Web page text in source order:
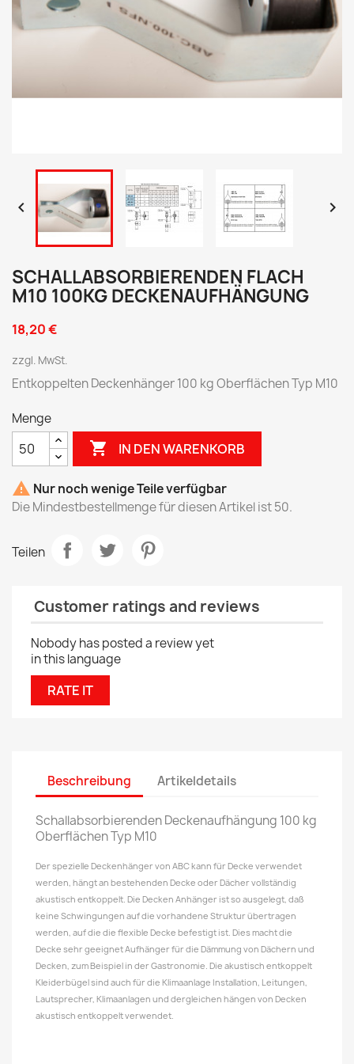
 
SCHALLABSORBIERENDEN FLACH
M10 100KG DECKENAUFHÄNGUNG
18,20 €
zzgl. MwSt.
Entkoppelten Deckenhänger 100 kg Oberflächen Typ M10
Menge
 IN DEN WARENKORB
 Nur noch wenige Teile verfügbar
Die Mindestbestellmenge für diesen Artikel ist 50.
Teilen
Customer ratings and reviews
Nobody has posted a review yet
in this language
RATE IT
Beschreibung Artikeldetails
Schallabsorbierenden Deckenaufhängung 100 kg
Oberflächen Typ M10
Der spezielle Deckenhänger von ABC kann für Decke verwendet
werden, hängt an bestehenden Decke oder Dächer vollständig
akustisch entkoppelt. Die Decken Anhänger ist so ausgelegt, daß
keine Schwingungen auf die vorhandene Struktur übertragen
werden, auf die die flexible Decke befestigt ist. Dies macht die
Decke sehr geeignet Aufhänger für die Dämmung von Dächern und
Decken, zum Beispiel in der Gastronomie. Die akustisch entkoppelt
Kleiderbügel sind auch für die Klimaanlage Installation, Leitungen,
Lautsprecher, Klimaanlagen und dergleichen hängen von Decken
akustisch entkoppelt verwendet.